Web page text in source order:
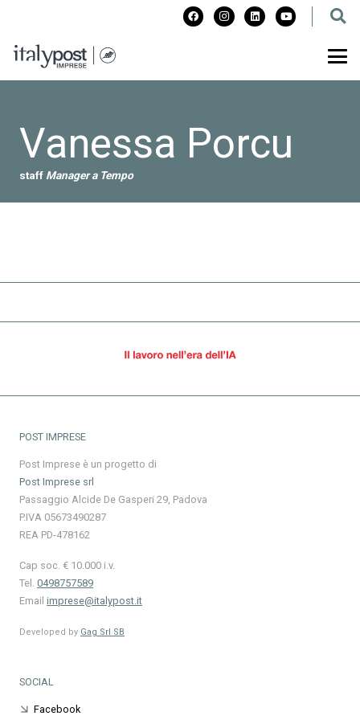
Vanessa Porcu
staff Manager a Tempo
POST IMPRESE
Post Imprese è un progetto di
Post Imprese srl
Passaggio Alcide De Gasperi 29, Padova
P.IVA 05673490287
REA PD-478162
Cap soc. € 10.000 i.v.
Tel. 0498757589
Email imprese@italypost.it
Developed by Gag Srl SB
SOCIAL
Facebook